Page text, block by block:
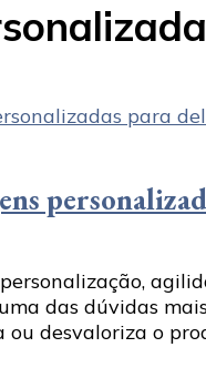
das dúvidas
desvaloriza o